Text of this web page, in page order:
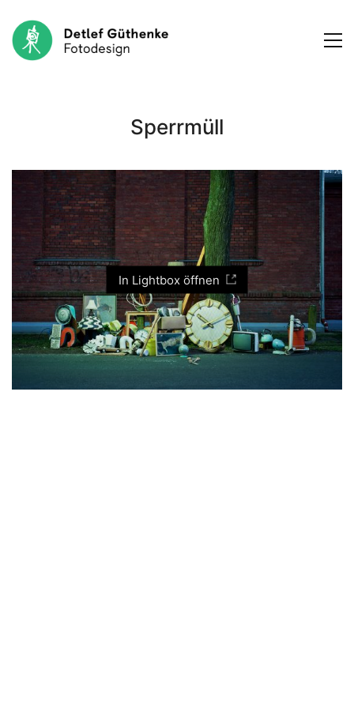
Sperrmüll
In Lightbox öffnen